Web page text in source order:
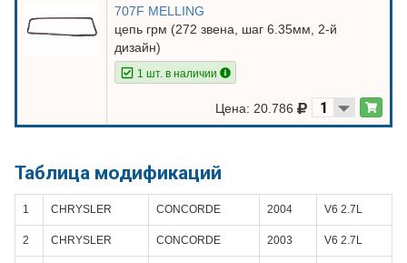
707F MELLING
цепь грм (272 звена, шаг 6.35мм, 2-й
дизайн)
1 шт. в наличии
Цена: 20.786
Таблица модификаций
1 CHRYSLER CONCORDE 2004 V6 2.7L
2 CHRYSLER CONCORDE 2003 V6 2.7L